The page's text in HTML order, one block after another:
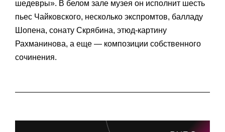
Пушкинском» с программой «Музыкальные
шедевры». В белом зале музея он исполнит шесть
пьес Чайковского, несколько экспромтов, балладу
Шопена, сонату Скрябина, этюд-картину
Рахманинова, а еще — композиции собственного